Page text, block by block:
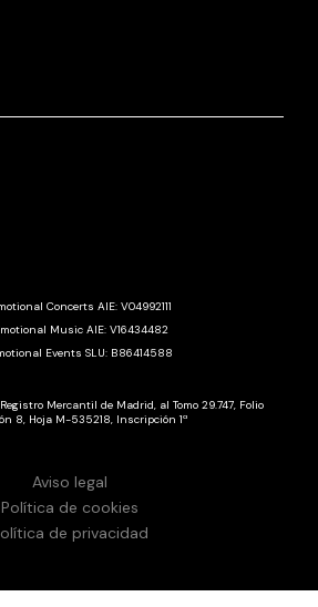
Concerts AIE: V04992111
Music AIE: V16434482
Events SLU: B86414588
Mercantil de Madrid, al Tomo 29.747, Folio
8, Hoja M-535218, Inscripción 1ª
Aviso legal
Política de cookies
de privacidad